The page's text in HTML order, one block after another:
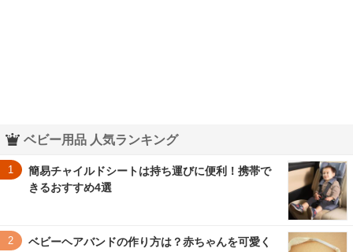
ベビー用品 人気ランキング
1
簡易チャイルドシートは持ち運びに便利！携帯で
きるおすすめ4選
2 ベビーヘアバンドの作り方は？赤ちゃんを可愛く